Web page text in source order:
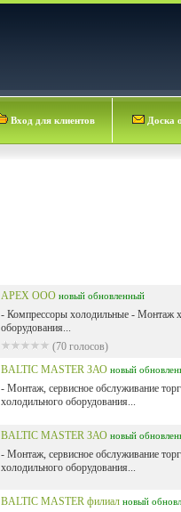
Вход для клиентов Доска
APEX ООО новый обновленный
- Компрессоры холодильные - Монтаж
оборудования...
(70 голосов)
BALTIC MASTER ЗАО новый
- Монтаж, сервисное обслуживание
холодильного оборудования...
BALTIC MASTER ЗАО новый
- Монтаж, сервисное обслуживание
холодильного оборудования...
BALTIC MASTER филиал новый